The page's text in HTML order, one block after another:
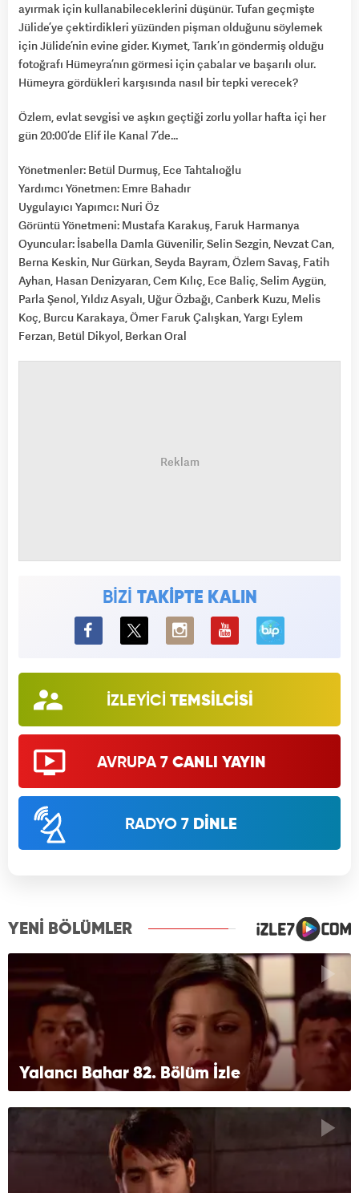
ayırmak için kullanabileceklerini düşünür. Tufan geçmişte
Jülide’ye çektirdikleri yüzünden pişman olduğunu söylemek
için Jülide’nin evine gider. Kıymet, Tarık’ın göndermiş olduğu
fotoğrafı Hümeyra’nın görmesi için çabalar ve başarılı olur.
Hümeyra gördükleri karşısında nasıl bir tepki verecek?
Özlem, evlat sevgisi ve aşkın geçtiği zorlu yollar hafta içi her
gün 20:00’de Elif ile Kanal 7’de…
Yönetmenler: Betül Durmuş, Ece Tahtalıoğlu
Yardımcı Yönetmen: Emre Bahadır
Uygulayıcı Yapımcı: Nuri Öz
Görüntü Yönetmeni: Mustafa Karakuş, Faruk Harmanya
Oyuncular: İsabella Damla Güvenilir, Selin Sezgin, Nevzat Can,
Berna Keskin, Nur Gürkan, Seyda Bayram, Özlem Savaş, Fatih
Ayhan, Hasan Denizyaran, Cem Kılıç, Ece Baliç, Selim Aygün,
Parla Şenol, Yıldız Asyalı, Uğur Özbağı, Canberk Kuzu, Melis
Koç, Burcu Karakaya, Ömer Faruk Çalışkan, Yargı Eylem
Ferzan, Betül Dikyol, Berkan Oral
BİZİ TAKİPTE KALIN
BiP
İZLEYİCİ TEMSİLCİSİ
AVRUPA 7 CANLI YAYIN
RADYO 7 DİNLE
YENİ BÖLÜMLER
Yalancı Bahar 82. Bölüm İzle